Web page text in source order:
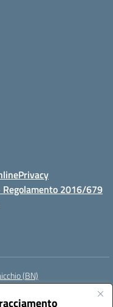
Privacy
Regolamento 2016/679
(BN)